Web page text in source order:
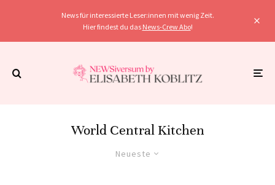
News für interessierte Leser:innen mit wenig Zeit.
Hier findest du das News-Crew Abo!
World Central Kitchen
Neueste